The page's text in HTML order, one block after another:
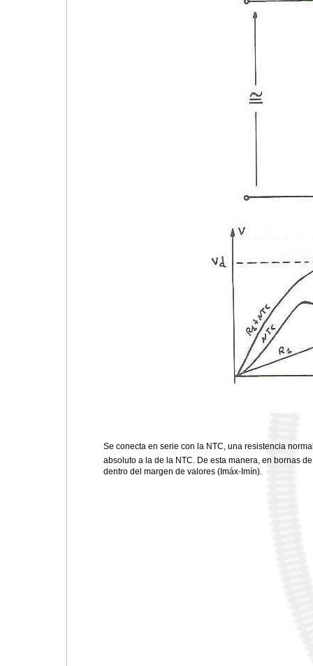
Se conecta en serie con la NTC, una resistencia
absoluto a la de la NTC. De esta manera, en bornas
dentro del margen de valores (Imáx-Imín).